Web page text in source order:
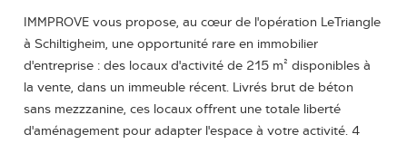
IMMPROVE vous propose, au cœur de l'opération LeTriangle
à Schiltigheim, une opportunité rare en immobilier
d'entreprise : des locaux d'activité de 215 m² disponibles à
la vente, dans un immeuble récent. Livrés brut de béton
sans mezzzanine, ces locaux offrent une totale liberté
d'aménagement pour adapter l'espace à votre activité. 4